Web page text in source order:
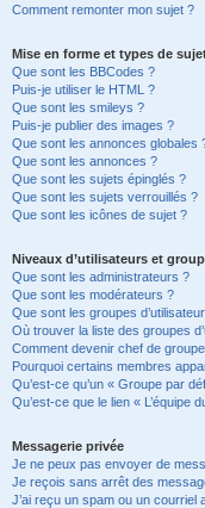
Comment remonter mon sujet ?
Mise en forme et types de
Que sont les BBCodes ?
Puis-je utiliser le HTML ?
Que sont les smileys ?
Puis-je publier des images ?
Que sont les annonces globales
Que sont les annonces ?
Que sont les sujets épinglés ?
Que sont les sujets verrouillés ?
Que sont les icônes de sujet ?
Niveaux d’utilisateurs et
Que sont les administrateurs ?
Que sont les modérateurs ?
Que sont les groupes
Où trouver la liste des groupes
Comment devenir chef de
Pourquoi certains membres
Qu’est-ce qu’un « Groupe par
Qu’est-ce que le lien « L’équipe
Messagerie privée
Je ne peux pas envoyer de
Je reçois sans arrêt des
J’ai reçu un spam ou un courriel